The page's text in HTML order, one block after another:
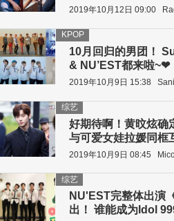
2019年10月12日 09:00
10月回归的男团！
& NU’EST都来啦~❤
KPOP
2019年10月9日 15:38 Sani
好期待啊！黄旼炫确
与可爱女娃拉媛同框
综艺
2019年10月9日 08:45
NU'EST完整体出演
出！ 谁能成为Idol
综艺